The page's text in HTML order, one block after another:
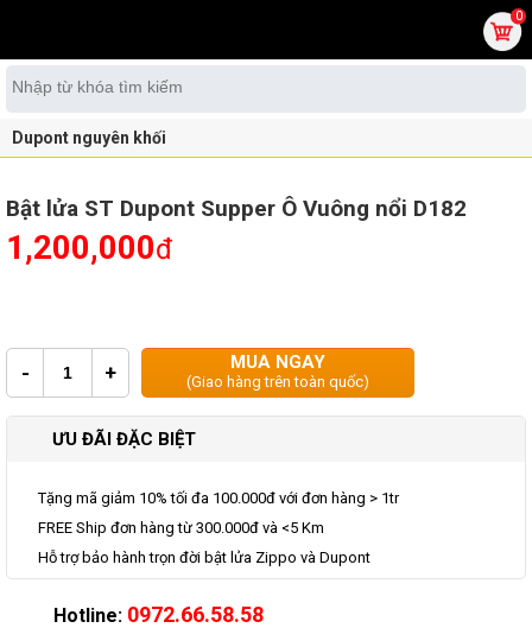
0
Dupont nguyên khối
Bật lửa ST Dupont Supper Ô Vuông nổi D182
1,200,000đ
- + MUA NGAY
(Giao hàng trên toàn quốc)
ƯU ĐÃI ĐẶC BIỆT
Tặng mã giảm 10% tối đa 100.000đ với đơn hàng > 1tr
FREE Ship đơn hàng từ 300.000đ và <5 Km
Hỗ trợ bảo hành trọn đời bật lửa Zippo và Dupont
Hotline: 0972.66.58.58